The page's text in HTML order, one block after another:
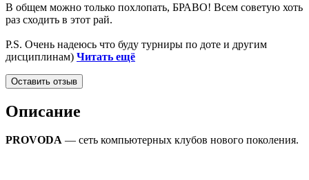
В общем можно только похлопать, БРАВО! Всем советую хоть
раз сходить в этот рай.
P.S. Очень надеюсь что буду турниры по доте и другим
дисциплинам) Читать ещё
Оставить отзыв
Описание
PROVODA — сеть компьютерных клубов нового поколения.